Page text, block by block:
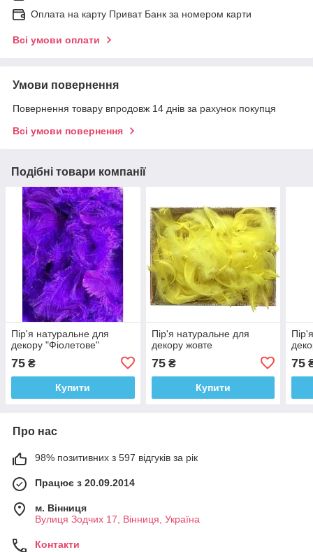
Оплата на карту Приват Банк за номером карти
Всі умови оплати
Умови повернення
Повернення товару впродовж 14 днів за рахунок покупця
Всі умови повернення
Подібні товари компанії
Пір'я натуральне для
декору "Фіолетове"
75 ₴
Купити
Пір'я натуральне для
декору жовте
75₴
Купити
75
Про нас
98% позитивних з 597 відгуків за рік
Працює з 20.09.2014
м. Вінниця
Вулиця Зодчих 17, Вінниця, Україна
Контакти